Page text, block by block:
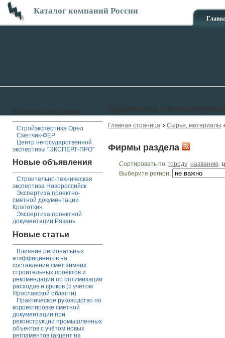
Каталог компаний России
Стройэкспертиза Орел
Сметчик-ФЕР
Центр негосударственной
экспертизы "ЭКСПЕРТ-ПРО"
Новые объявления
Строительно-техническая
экспертиза Новороссийск
Экспертиза проектно-
сметной документации
Кропоткин
Экспертиза проектной
документации Рязань
Новые статьи
Влияние региональных
коэффициентов на
составление смет зимних
строительных проектов и
рекомендации по оптимизации
расходов и сроков (с учётом
Ярославской области)
Практическое руководство по
корректировке сметной
документации при
реконструкции промышленных
объектов с учётом новых
регламентов (акцент на
Главная страница Сырье, материалы
Фирмы раздела
Сортировать по: городу названию
Выберите регион: